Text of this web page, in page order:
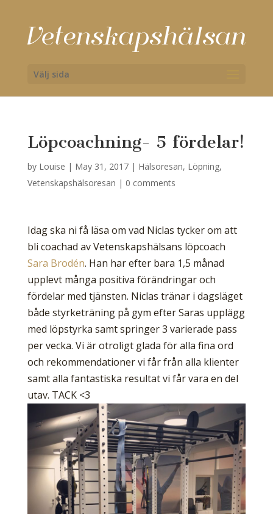
Välj sida
Löpcoachning- 5 fördelar!
by Louise | May 31, 2017| Hälsoresan, Löpning,
Vetenskapshälsoresan | 0 comments
Idag ska ni få läsa om vad Niclas tycker om att
bli coachad av Vetenskapshälsans löpcoach
Sara Brodén. Han har efter bara 1,5 månad
upplevt många positiva förändringar och
fördelar med tjänsten. Niclas tränar i dagsläget
både styrketräning på gym efter Saras upplägg
med löpstyrka samt springer 3 varierade pass
per vecka. Vi är otroligt glada för alla fina ord
och rekommendationer vi får från alla klienter
samt alla fantastiska resultat vi får vara en del
utav. TACK <3